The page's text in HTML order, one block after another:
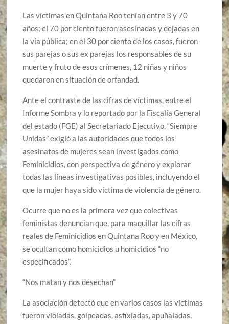
Las víctimas en Quintana Roo tenían entre 3 y 70
años; el 70 por ciento fueron asesinadas y dejadas en
la vía pública; en el 30 por ciento de los casos, fueron
sus parejas o sus ex parejas los responsables de su
muerte y fruto de esos crímenes, 12 niñas y niños
quedaron en situación de orfandad.
Ante el contraste de las cifras de víctimas, entre el
Informe Sombra y lo reportado por la Fiscalía General
del estado (FGE) al Secretariado Ejecutivo, “Siempre
Unidas” exigió a las autoridades que todos los
asesinatos de mujeres sean investigados como
Feminicidios, con perspectiva de género y explorar
todas las líneas investigativas posibles, incluyendo el
que la mujer haya sido víctima de violencia de género.
Ocurre que no es la primera vez que colectivas
feministas denuncian que, para maquillar las cifras
reales de Feminicidios en Quintana Roo y en México,
se ocultan como homicidios u homicidios “no
especificados”.
“Nos matan y nos desechan”
La asociación detectó que en varios casos las víctimas
fueron violadas, golpeadas, asfixiadas, apuñaladas,